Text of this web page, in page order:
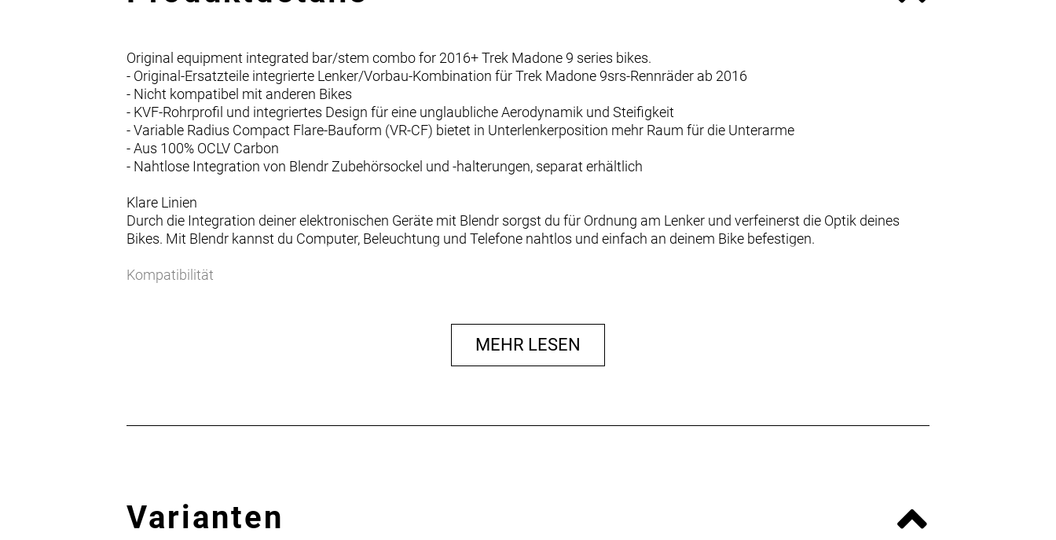
Original equipment integrated bar/stem combo for 2016+ Trek Madone 9 series bikes.
- Original-Ersatzteile integrierte Lenker/Vorbau-Kombination für Trek Madone 9srs-Rennräder ab 2016
- Nicht kompatibel mit anderen Bikes
- KVF-Rohrprofil und integriertes Design für eine unglaubliche Aerodynamik und Steifigkeit
- Variable Radius Compact Flare-Bauform (VR-CF) bietet in Unterlenkerposition mehr Raum für die Unterarme
- Aus 100% OCLV Carbon
- Nahtlose Integration von Blendr Zubehörsockel und -halterungen, separat erhältlich
Klare Linien
Durch die Integration deiner elektronischen Geräte mit Blendr sorgst du für Ordnung am Lenker und verfeinerst die Optik deines
Bikes. Mit Blendr kannst du Computer, Beleuchtung und Telefone nahtlos und einfach an deinem Bike befestigen.
Kompatibilität
MEHR LESEN
Varianten